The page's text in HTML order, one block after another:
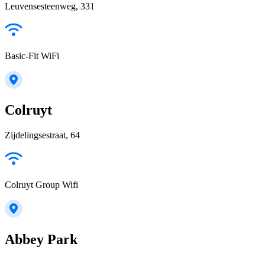
Leuvensesteenweg, 331
Basic-Fit WiFi
Colruyt
Zijdelingsestraat, 64
Colruyt Group Wifi
Abbey Park